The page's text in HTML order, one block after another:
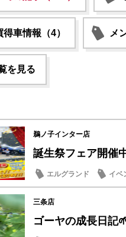
得車情報（4） メ
を見る
鵜ノ子インター店
誕生祭フェア開催
エルグランド イベ
三条店
ゴーヤの成長日記